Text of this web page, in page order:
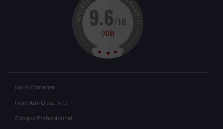
Nous Contacter
Foire Aux Questions
Compte Professionnel